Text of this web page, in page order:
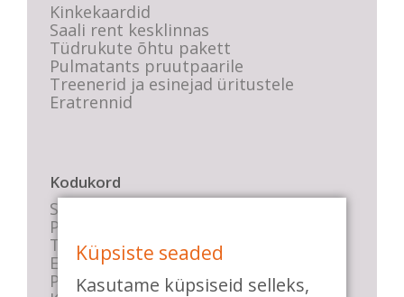
Kinkekaardid
Saali rent kesklinnas
Tüdrukute õhtu pakett
Pulmatants pruutpaarile
Treenerid ja esinejad üritustele
Eratrennid
Kodukord
Stuudio sisekord
Privaatsustingimused
Tasemete kirjeldused
E-poe tingimused
Parkimise info
Küpsiste seaded
Kasutame küpsiseid selleks,